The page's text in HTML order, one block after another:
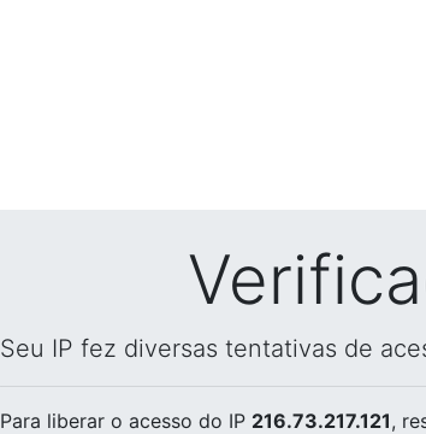
Seu IP fez diversas tentativas de
Para liberar o acesso do IP 216.73.217.121,